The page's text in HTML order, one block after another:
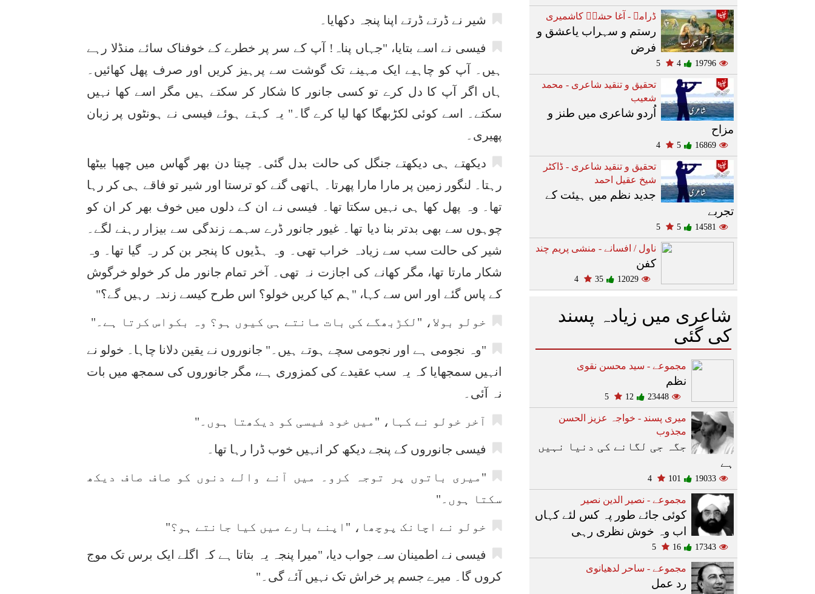
شیر نے ڈرتے ڈرتے اپنا پنجہ دکھایا۔
فیسی نے اسے بتایا، "جہاں پناہ! آپ کے سر پر خطرے کے خوفناک سائے منڈلا رہے
ہیں۔ آپ کو چاہیے ایک مہینے تک گوشت سے پرہیز کریں اور صرف پھل کھائیں۔
ہاں اگر آپ کا دل کرے تو کسی جانور کا شکار کر سکتے ہیں مگر اسے کھا نہیں
سکتے۔ اسے کوئی لکڑبھگا کھا لیا کرے گا۔" یہ کہتے ہوئے فیسی نے ہونٹوں پر زبان
پھیری۔
دیکھتے ہی دیکھتے جنگل کی حالت بدل گئی۔ چیتا دن بھر گھاس میں چھپا بیٹھا
رہتا۔ لنگور زمین پر مارا مارا پھرتا۔ ہاتھی گنے کو ترستا اور شیر تو فاقے ہی کر رہا
تھا۔ وہ پھل کھا ہی نہیں سکتا تھا۔ فیسی نے ان کے دلوں میں خوف بھر کر ان کو
چوہوں سے بھی بدتر بنا دیا تھا۔ غیور جانور ڈرے سہمے زندگی سے بیزار رہنے لگے۔
شیر کی حالت سب سے زیادہ خراب تھی۔ وہ ہڈیوں کا پنجر بن کر رہ گیا تھا۔ وہ
شکار مارتا تھا، مگر کھانے کی اجازت نہ تھی۔ آخر تمام جانور مل کر خولو خرگوش
کے پاس گئے اور اس سے کہا، "ہم کیا کریں خولو؟ اس طرح کیسے زندہ رہیں گے؟"
خولو بولا، "لکڑبھگے کی بات مانتے ہی کیوں ہو؟ وہ بکواس کرتا ہے۔"
"وہ نجومی ہے اور نجومی سچے ہوتے ہیں۔" جانوروں نے یقین دلانا چاہا۔ خولو نے
انہیں سمجھایا کہ یہ سب عقیدے کی کمزوری ہے، مگر جانوروں کی سمجھ میں بات
نہ آئی۔
آخر خولو نے کہا، "میں خود فیسی کو دیکھتا ہوں۔"
فیسی جانوروں کے پنجے دیکھ کر انہیں خوب ڈرا رہا تھا۔
"میری باتوں پر توجہ کرو۔ میں آنے والے دنوں کو صاف صاف دیکھ
سکتا ہوں۔"
خولو نے اچانک پوچھا، "اپنے بارے میں کیا جانتے ہو؟"
فیسی نے اطمینان سے جواب دیا، "میرا پنجہ یہ بتاتا ہے کہ اگلے ایک برس تک موج
کروں گا۔ میرے جسم پر خراش تک نہیں آئے گی۔"
ڈرامے - آغا حشرؔ کاشمیری
رستم و سہراب یاعشق و
فرض
19796
4
5
تحقیق و تنقید شاعری - محمد
شعیب
اُردو شاعری میں طنز و
مزاح
16869
5
4
تحقیق و تنقید شاعری - ڈاکٹر
شیخ عقیل احمد
جدید نظم میں ہیئت کے
تجربے
14581
5
5
ناول / افسانے - منشی پریم چند
کفن
12029
35
4
شاعری میں زیادہ پسند
کی گئی
مجموعے - سید محسن نقوی
نظم
23448
12
5
میری پسند - خواجہ عزیز الحسن
مجذوب
جگہ جی لگانے کی دنیا نہیں
ہے
19033
101
4
مجموعے - نصیر الدین نصیر
کوئی جائے طور پہ کس لئے کہاں
اب وہ خوش نظری رہی
17343
16
5
مجموعے - ساحر لدھیانوی
رد عمل